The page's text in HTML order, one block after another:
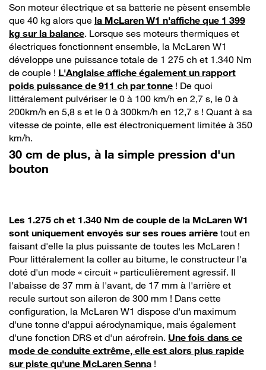
Son moteur électrique et sa batterie ne pèsent ensemble
que 40 kg alors que la McLaren W1 n'affiche que 1 399
kg sur la balance. Lorsque ses moteurs thermiques et
électriques fonctionnent ensemble, la McLaren W1
développe une puissance totale de 1 275 ch et 1.340 Nm
de couple ! L'Anglaise affiche également un rapport
poids puissance de 911 ch par tonne ! De quoi
littéralement pulvériser le 0 à 100 km/h en 2,7 s, le 0 à
200km/h en 5,8 s et le 0 à 300km/h en 12,7 s ! Quant à sa
vitesse de pointe, elle est électroniquement limitée à 350
km/h.
30 cm de plus, à la simple pression d'un
bouton
Les 1.275 ch et 1.340 Nm de couple de la McLaren W1
sont uniquement envoyés sur ses roues arrière tout en
faisant d'elle la plus puissante de toutes les McLaren !
Pour littéralement la coller au bitume, le constructeur l'a
doté d'un mode « circuit » particulièrement agressif. Il
l'abaisse de 37 mm à l'avant, de 17 mm à l'arrière et
recule surtout son aileron de 300 mm ! Dans cette
configuration, la McLaren W1 dispose d'un maximum
d'une tonne d'appui aérodynamique, mais également
d'une fonction DRS et d'un aérofrein. Une fois dans ce
mode de conduite extrême, elle est alors plus rapide
sur piste qu'une McLaren Senna !